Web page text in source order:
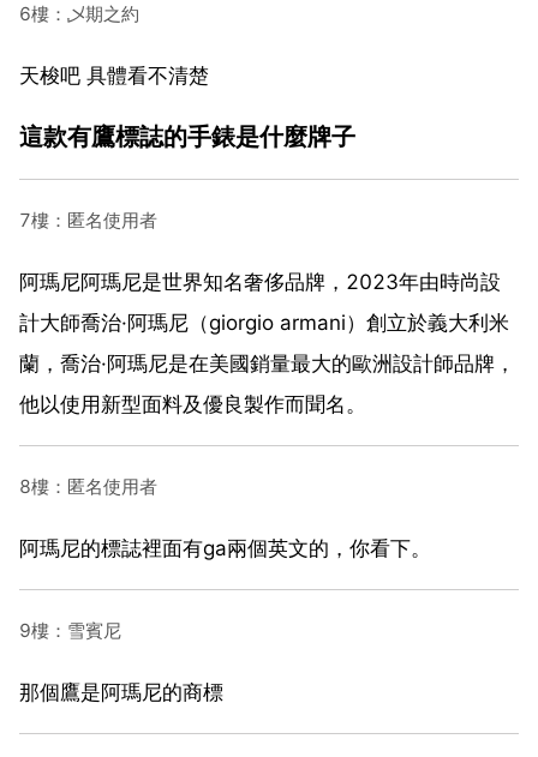
6樓：乄期之約
天梭吧 具體看不清楚
這款有鷹標誌的手錶是什麼牌子
7樓：匿名使用者
阿瑪尼阿瑪尼是世界知名奢侈品牌，2023年由時尚設
計大師喬治·阿瑪尼（giorgio armani）創立於義大利米
蘭，喬治·阿瑪尼是在美國銷量最大的歐洲設計師品牌，
他以使用新型面料及優良製作而聞名。
8樓：匿名使用者
阿瑪尼的標誌裡面有ga兩個英文的，你看下。
9樓：雪賓尼
那個鷹是阿瑪尼的商標